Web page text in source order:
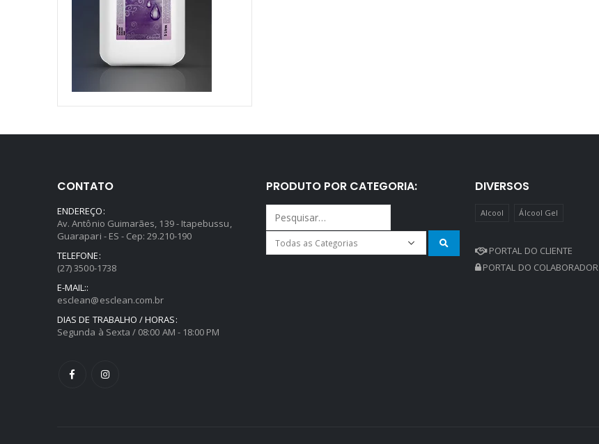
CONTATO
ENDEREÇO:
Av. Antônio Guimarães, 139 - Itapebussu,
Guarapari - ES - Cep: 29.210-190
TELEFONE:
(27) 3500-1738
E-MAIL::
esclean@esclean.com.br
DIAS DE TRABALHO / HORAS:
Segunda à Sexta / 08:00 AM - 18:00 PM
PRODUTO POR CATEGORIA: DIVERSOS
Alcool Álcool Gel
PORTAL DO CLIENTE
PORTAL DO COLABORADOR